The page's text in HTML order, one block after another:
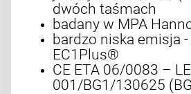
dwóch taśmach
badany w MPA
bardzo niska emisja -
EC1Plus®
CE ETA 06/0083 –
001/BG1/130625